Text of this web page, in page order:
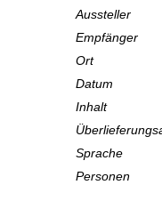
Aussteller
Empfänger
Ort
Datum
Inhalt
Sprache
Personen